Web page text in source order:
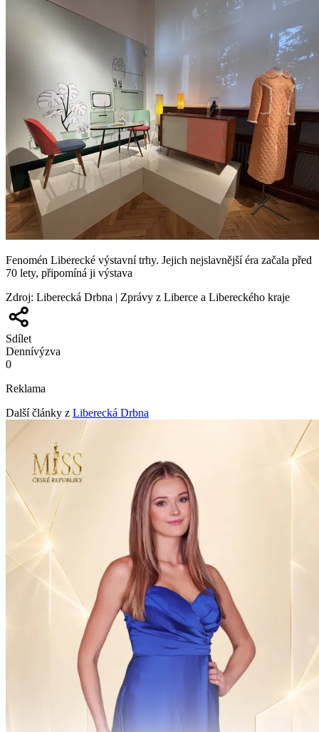
Fenomén Liberecké výstavní trhy. Jejich nejslavnější éra začala před
70 lety, připomíná ji výstava
Zdroj: Liberecká Drbna | Zprávy z Liberce a Libereckého kraje
Sdílet
Dennívýzva
0
Reklama
Další články z Liberecká Drbna